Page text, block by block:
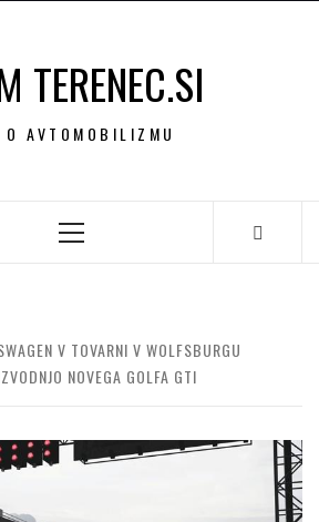
TERENEC.SI
O AVTOMOBILIZMU
Primary
V TOVARNI V WOLFSBURGU
NOVEGA GOLFA GTI